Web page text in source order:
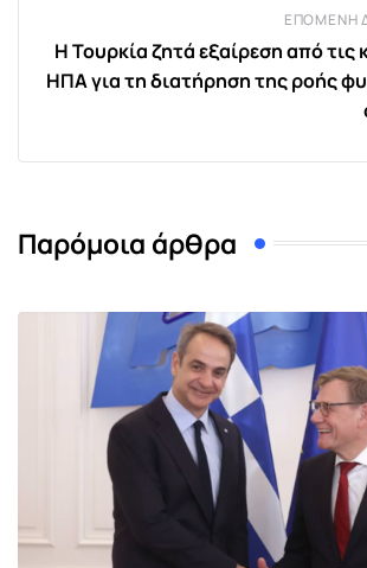
ΕΠΌΜΕΝΗ
Η Τουρκία ζητά εξαίρεση από τις
ΗΠΑ για τη διατήρηση της ροής
Παρόμοια άρθρα